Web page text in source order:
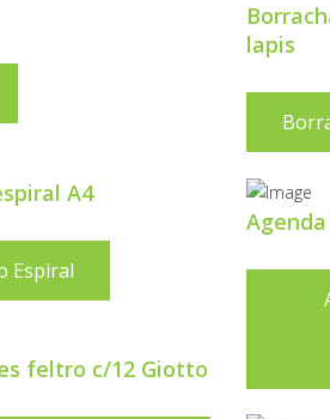
A4
Espiral
feltro c/12 Giotto
lapis